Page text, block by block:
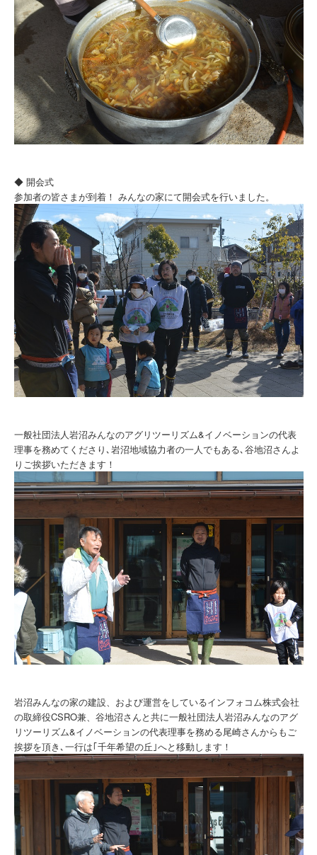
◆ 開会式
参加者の皆さまが到着！ みんなの家にて開会式を行いました。
一般社団法人岩沼みんなのアグリツーリズム&イノベーションの代表
理事を務めてくださり､岩沼地域協力者の一人でもある､谷地沼さんよ
りご挨拶いただきます！
岩沼みんなの家の建設、および運営をしているインフォコム株式会社
の取締役CSRO兼、谷地沼さんと共に一般社団法人岩沼みんなのアグ
リツーリズム&イノベーションの代表理事を務める尾崎さんからもご
挨拶を頂き､一行は｢千年希望の丘｣へと移動します！